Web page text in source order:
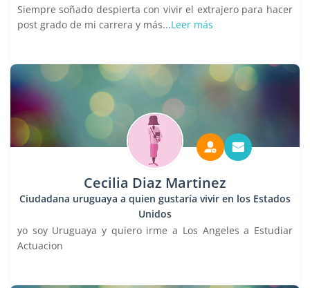
Siempre soñado despierta con vivir el extrajero para hacer
post grado de mi carrera y más...Leer más
Cecilia Diaz Martinez
Ciudadana uruguaya a quien gustaría vivir en los Estados
Unidos
yo soy Uruguaya y quiero irme a Los Angeles a Estudiar
Actuacion